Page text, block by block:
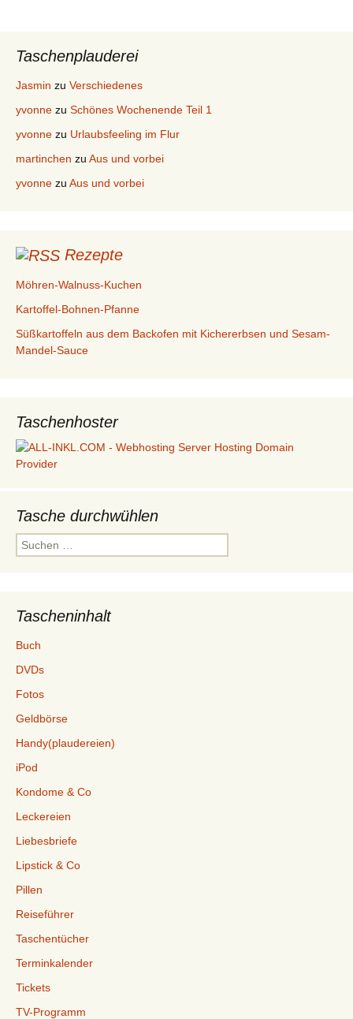
Taschenplauderei
Jasmin zu Verschiedenes
yvonne zu Schönes Wochenende Teil 1
yvonne zu Urlaubsfeeling im Flur
martinchen zu Aus und vorbei
yvonne zu Aus und vorbei
Rezepte
Möhren-Walnuss-Kuchen
Kartoffel-Bohnen-Pfanne
Süßkartoffeln aus dem Backofen mit Kichererbsen und Sesam-
Mandel-Sauce
Taschenhoster
Tasche durchwühlen
Suchen
nach:
Tascheninhalt
Buch
DVDs
Fotos
Geldbörse
Handy(plaudereien)
iPod
Kondome & Co
Leckereien
Liebesbriefe
Lipstick & Co
Pillen
Reiseführer
Taschentücher
Terminkalender
Tickets
TV-Programm